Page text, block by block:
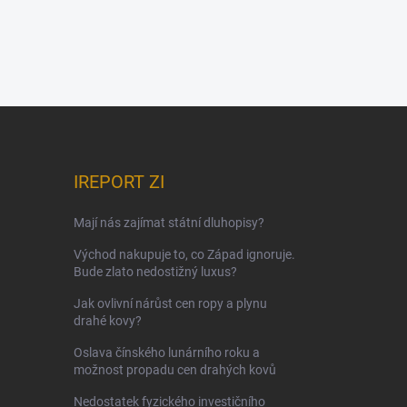
IREPORT ZI
Mají nás zajímat státní dluhopisy?
Východ nakupuje to, co Západ ignoruje.
Bude zlato nedostižný luxus?
Jak ovlivní nárůst cen ropy a plynu
drahé kovy?
Oslava čínského lunárního roku a
možnost propadu cen drahých kovů
Nedostatek fyzického investičního